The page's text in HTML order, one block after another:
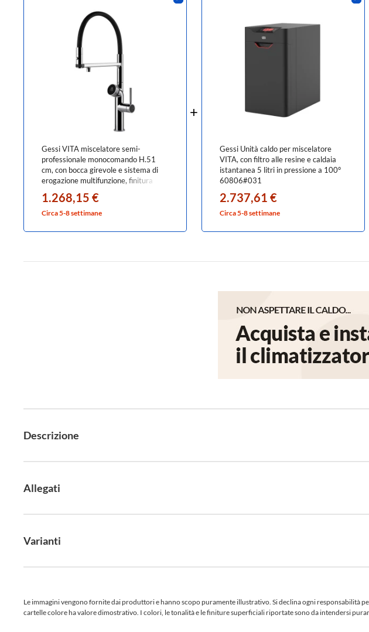
Gessi VITA miscelatore semi-
professionale monocomando H.51
cm, con bocca girevole e sistema di
erogazione multifunzione, finitura
cromo 60722#031
1.268,15 €
Circa 5-8 settimane
Gessi Unità caldo per miscelatore
VITA, con filtro alle resine e caldaia
istantanea 5 litri in pressione a 100°
60806#031
2.737,61 €
Circa 5-8 settimane
Descrizione
Allegati
Varianti
Le immagini vengono fornite dai produttori e hanno scopo puramente illustrativo. Si declina ogni responsabilità
cartelle colore ha valore dimostrativo. I colori, le tonalità e le finiture superficiali riportate sono da intendersi